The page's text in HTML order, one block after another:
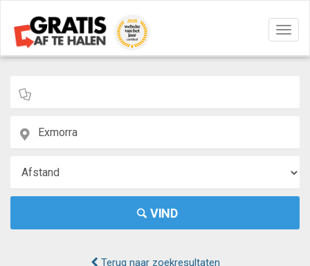
aan/
VIND
Terug naar zoekresultaten